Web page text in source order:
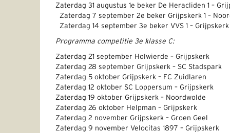
Zaterdag 31 augustus 1e
Zaterdag 7 september 2e
Zaterdag 14 september 3e beker VVS 1 – Grijpskerk
Programma competitie 3e klasse C:
Zaterdag 21 september Holwierde – Grijpskerk
Zaterdag 28 september Grijpskerk – SC Stadspark
Zaterdag 5 oktober Grijpskerk – FC Zuidlaren
Zaterdag 12 oktober SC Loppersum – Grijpskerk
Zaterdag 19 oktober Grijpskerk – Noordwolde
Zaterdag 26 oktober Helpman – Grijpskerk
Zaterdag 2 november Grijpskerk – Groen Geel
Zaterdag 9 november Velocitas 1897 – Grijpskerk